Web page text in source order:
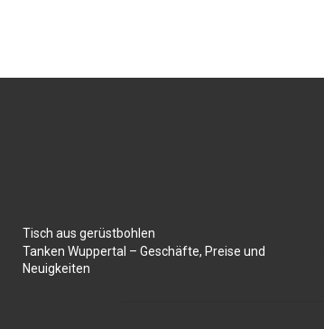
Tisch aus gerüstbohlen
Tanken Wuppertal – Geschäfte, Preise und
Neuigkeiten